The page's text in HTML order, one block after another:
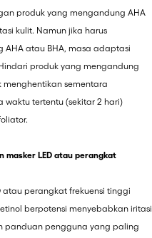
produk yang mengandung AHA
kulit. Namun jika harus
atau BHA, masa adaptasi
produk yang mengandung
menghentikan sementara
tertentu (sekitar 2 hari)
masker LED atau perangkat
atau perangkat frekuensi tinggi
berpotensi menyebabkan iritasi
panduan pengguna yang paling